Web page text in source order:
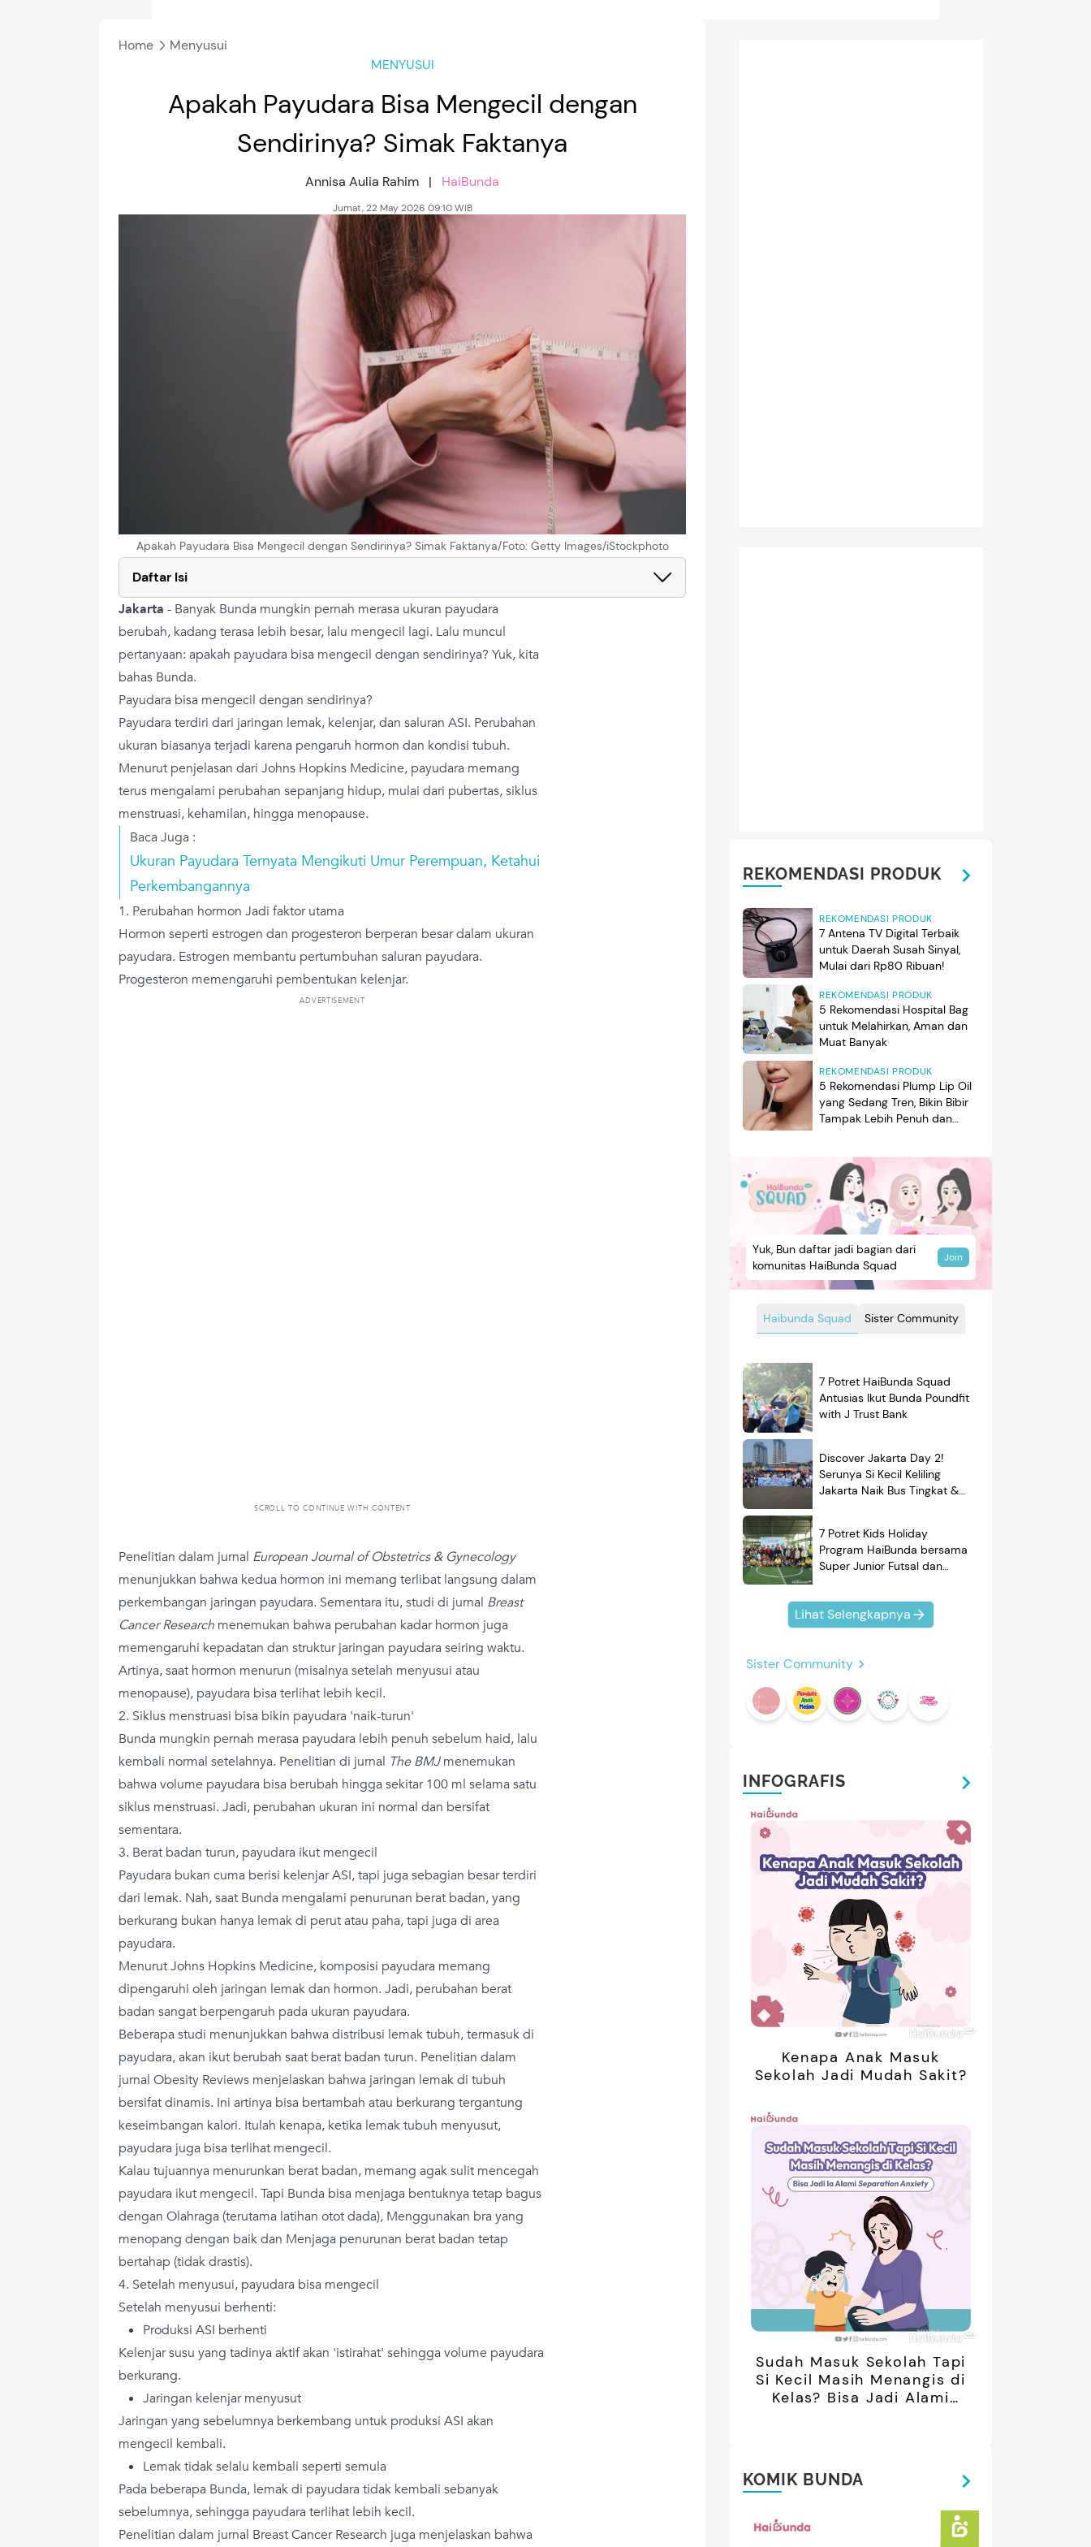
Home
Menyusui
MENYUSUI
Apakah Payudara Bisa Mengecil dengan
Sendirinya? Simak Faktanya
Annisa Aulia Rahim | HaiBunda
Jumat, 22 May 2026 09:10 WIB
Apakah Payudara Bisa Mengecil dengan Sendirinya? Simak Faktanya/Foto: Getty Images/iStockphoto
Daftar Isi
Jakarta - Banyak Bunda mungkin pernah merasa ukuran payudara
berubah, kadang terasa lebih besar, lalu mengecil lagi. Lalu muncul
pertanyaan: apakah payudara bisa mengecil dengan sendirinya? Yuk, kita
bahas Bunda.
Payudara bisa mengecil dengan sendirinya?
Payudara terdiri dari jaringan lemak, kelenjar, dan saluran ASI. Perubahan
ukuran biasanya terjadi karena pengaruh hormon dan kondisi tubuh.
Menurut penjelasan dari Johns Hopkins Medicine, payudara memang
terus mengalami perubahan sepanjang hidup, mulai dari pubertas, siklus
menstruasi, kehamilan, hingga menopause.
Baca Juga :
Ukuran Payudara Ternyata Mengikuti Umur Perempuan, Ketahui
Perkembangannya
1. Perubahan hormon Jadi faktor utama
Hormon seperti estrogen dan progesteron berperan besar dalam ukuran
payudara. Estrogen membantu pertumbuhan saluran payudara.
Progesteron memengaruhi pembentukan kelenjar.
ADVERTISEMENT
SCROLL TO CONTINUE WITH CONTENT
Penelitian dalam jurnal European Journal of Obstetrics & Gynecology
menunjukkan bahwa kedua hormon ini memang terlibat langsung dalam
perkembangan jaringan payudara. Sementara itu, studi di jurnal Breast
Cancer Research menemukan bahwa perubahan kadar hormon juga
memengaruhi kepadatan dan struktur jaringan payudara seiring waktu.
Artinya, saat hormon menurun (misalnya setelah menyusui atau
menopause), payudara bisa terlihat lebih kecil.
2. Siklus menstruasi bisa bikin payudara 'naik-turun'
Bunda mungkin pernah merasa payudara lebih penuh sebelum haid, lalu
kembali normal setelahnya. Penelitian di jurnal The BMJmenemukan
bahwa volume payudara bisa berubah hingga sekitar 100 ml selama satu
siklus menstruasi. Jadi, perubahan ukuran ini normal dan bersifat
sementara.
3. Berat badan turun, payudara ikut mengecil
Payudara bukan cuma berisi kelenjar ASI, tapi juga sebagian besar terdiri
dari lemak. Nah, saat Bunda mengalami penurunan berat badan, yang
berkurang bukan hanya lemak di perut atau paha, tapi juga di area
payudara.
Menurut Johns Hopkins Medicine, komposisi payudara memang
dipengaruhi oleh jaringan lemak dan hormon. Jadi, perubahan berat
badan sangat berpengaruh pada ukuran payudara.
Beberapa studi menunjukkan bahwa distribusi lemak tubuh, termasuk di
payudara, akan ikut berubah saat berat badan turun. Penelitian dalam
jurnal Obesity Reviews menjelaskan bahwa jaringan lemak di tubuh
bersifat dinamis. Ini artinya bisa bertambah atau berkurang tergantung
keseimbangan kalori. Itulah kenapa, ketika lemak tubuh menyusut,
payudara juga bisa terlihat mengecil.
Kalau tujuannya menurunkan berat badan, memang agak sulit mencegah
payudara ikut mengecil. Tapi Bunda bisa menjaga bentuknya tetap bagus
dengan Olahraga (terutama latihan otot dada), Menggunakan bra yang
menopang dengan baik dan Menjaga penurunan berat badan tetap
bertahap (tidak drastis).
4. Setelah menyusui, payudara bisa mengecil
Setelah menyusui berhenti:
Produksi ASI berhenti
Kelenjar susu yang tadinya aktif akan 'istirahat' sehingga volume payudara
berkurang.
Jaringan kelenjar menyusut
Jaringan yang sebelumnya berkembang untuk produksi ASI akan
mengecil kembali.
Lemak tidak selalu kembali seperti semula
Pada beberapa Bunda, lemak di payudara tidak kembali sebanyak
sebelumnya, sehingga payudara terlihat lebih kecil.
Penelitian dalam jurnal Breast Cancer Research juga menjelaskan bahwa
REKOMENDASI PRODUK
REKOMENDASI PRODUK
7 Antena TV Digital Terbaik
untuk Daerah Susah Sinyal,
Mulai dari Rp80 Ribuan!
REKOMENDASI PRODUK
5 Rekomendasi Hospital Bag
untuk Melahirkan, Aman dan
Muat Banyak
REKOMENDASI PRODUK
5 Rekomendasi Plump Lip Oil
yang Sedang Tren, Bikin Bibir
Tampak Lebih Penuh dan
Haibunda Squad Sister Community
Yuk, Bun daftar jadi bagian dari
komunitas HaiBunda Squad
Join
7 Potret HaiBunda Squad
Antusias Ikut Bunda Poundfit
with J Trust Bank
Discover Jakarta Day 2!
Serunya Si Kecil Keliling
Jakarta Naik Bus Tingkat &
7 Potret Kids Holiday
Program HaiBunda bersama
Super Junior Futsal dan
Kompak Banget!
Lihat Selengkapnya
Sister Community
INFOGRAFIS
Kenapa Anak Masuk
Sekolah Jadi Mudah Sakit?
Sudah Masuk Sekolah Tapi
Si Kecil Masih Menangis di
Kelas? Bisa Jadi Alami
KOMIK BUNDA